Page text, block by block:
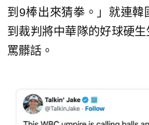
到9棒出來猜拳。」就連韓
到裁判將中華隊的好球硬
罵髒話。